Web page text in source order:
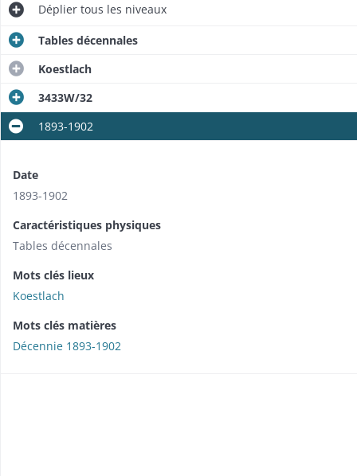
Déplier tous les niveaux
Tables décennales
Koestlach
3433W/32
1893-1902
Date
1893-1902
Caractéristiques physiques
Tables décennales
Mots clés lieux
Koestlach
Mots clés matières
Décennie 1893-1902